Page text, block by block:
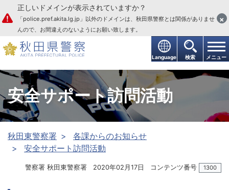
本文へ
Language 検索 メニュー
正しいドメインが表示されていますか？
「police.pref.akita.lg.jp」以外のドメインは、秋田県警察とは関係がありませ
んので、お間違えのないようにお願い致します。
×
安全サポート訪問活動
秋田東警察署
各課からのお知らせ
安全サポート訪問活動
警察署 秋田東警察署 2020年02月17日 コンテンツ番号 1300